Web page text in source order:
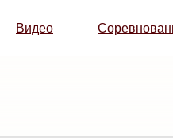
Видео